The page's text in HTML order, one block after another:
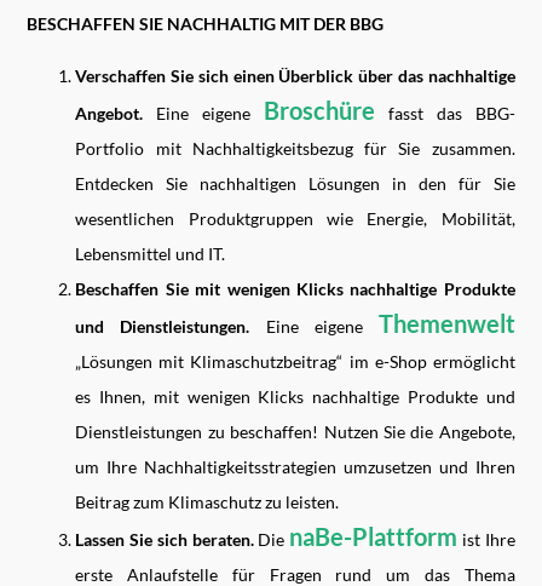
BESCHAFFEN SIE NACHHALTIG MIT DER BBG
Verschaffen Sie sich einen Überblick über das nachhaltige
Angebot. Eine eigene Broschüre fasst das BBG-
Portfolio mit Nachhaltigkeitsbezug für Sie zusammen.
Entdecken Sie nachhaltigen Lösungen in den für Sie
wesentlichen Produktgruppen wie Energie, Mobilität,
Lebensmittel und IT.
Beschaffen Sie mit wenigen Klicks nachhaltige Produkte
und Dienstleistungen. Eine eigene Themenwelt
„Lösungen mit Klimaschutzbeitrag“ im e-Shop ermöglicht
es Ihnen, mit wenigen Klicks nachhaltige Produkte und
Dienstleistungen zu beschaffen! Nutzen Sie die Angebote,
um Ihre Nachhaltigkeitsstrategien umzusetzen und Ihren
Beitrag zum Klimaschutz zu leisten.
Lassen Sie sich beraten. Die naBe-Plattform ist Ihre
erste Anlaufstelle für Fragen rund um das Thema